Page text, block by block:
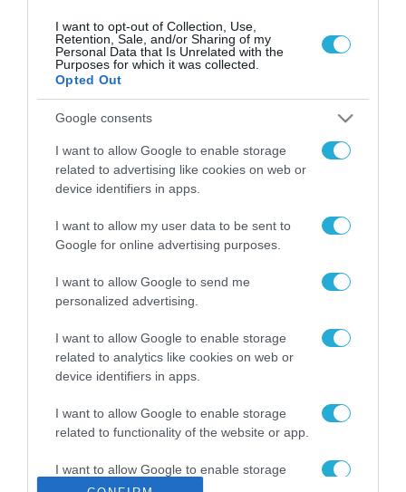
I want to opt-out of Collection, Use,
Retention, Sale, and/or Sharing of my
Personal Data that Is Unrelated with the
Purposes for which it was collected.
Opted Out
Google consents
I want to allow Google to enable storage
related to advertising like cookies on web or
device identifiers in apps.
I want to allow my user data to be sent to
Google for online advertising purposes.
I want to allow Google to send me
personalized advertising.
I want to allow Google to enable storage
related to analytics like cookies on web or
device identifiers in apps.
I want to allow Google to enable storage
related to functionality of the website or app.
I want to allow Google to enable storage
related to personalization.
ΡΟΗ ΕΙΔΗΣΕΩΝ
Το χρηματοδοτούμενο
από την ΕΕ έργο “The
Gaming Police”
ενισχύει την ασφάλεια
των παιδιών στο
διαδίκτυο
31.07.2026
ΑΑΔΕ: Διευκρινίσεις
για τα πρόστιμα σε
αφορούν τους ΦΗΜ
Σ. Καλαφάτης: «Η
Τεχνητή Νοημοσύνη
δεν είναι απλώς μια
μια νέα βιομηχανική
επανάσταση»
Νέος οδηγός του ΕΚΤ
των ελληνικών